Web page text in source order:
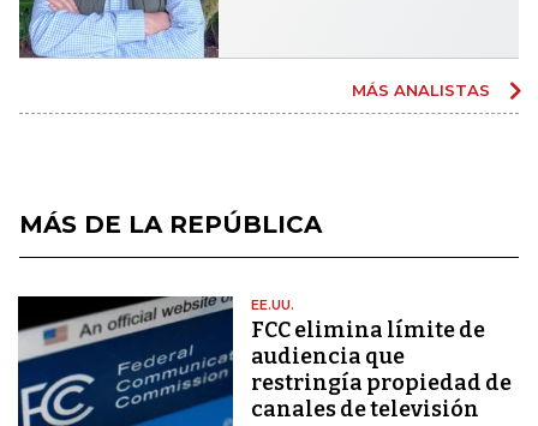
MÁS ANALISTAS
MÁS DE LA REPÚBLICA
EE.UU.
FCC elimina límite de
audiencia que
restringía propiedad de
canales de televisión